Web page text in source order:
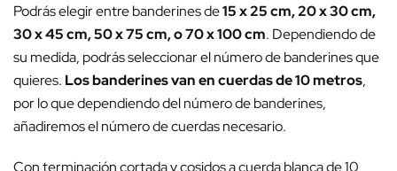
Podrás elegir entre banderines de15 x 25 cm, 20 x 30 cm,
30 x 45 cm, 50 x 75 cm, o 70 x 100 cm. Dependiendo de
su medida, podrás seleccionar el número de banderines que
quieres. Los banderines van en cuerdas de 10 metros,
por lo que dependiendo del número de banderines,
añadiremos el número de cuerdas necesario.
Con terminación cortada y cosidos a cuerda blanca de 10